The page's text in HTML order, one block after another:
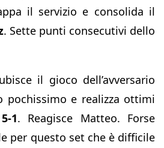
il servizio e consolida il
. Sette punti consecutivi dello
il gioco dell’avversario
pochissimo e realizza ottimi
5-1. Reagisce Matteo. Forse
per questo set che è difficile